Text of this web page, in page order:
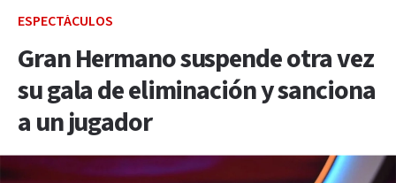
ESPECTÁCULOS
Gran Hermano suspende otra vez
su gala de eliminación y sanciona
a un jugador